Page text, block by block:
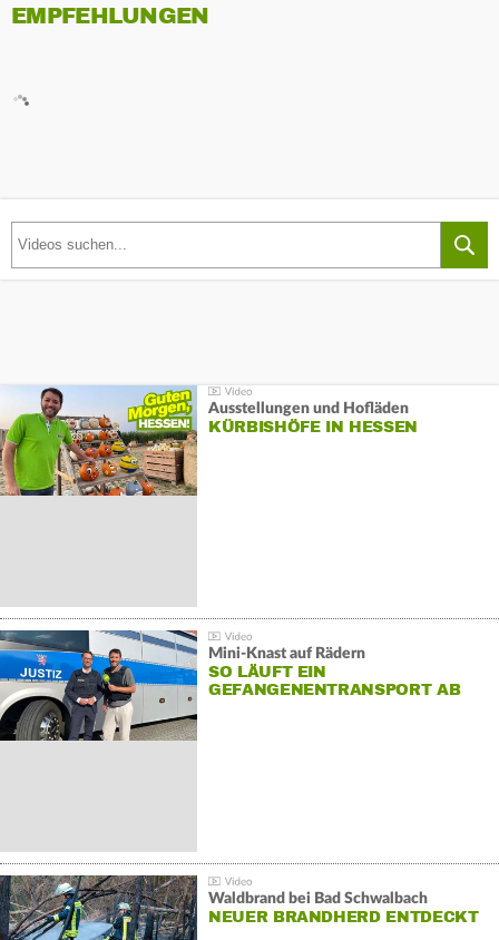
EMPFEHLUNGEN
Ausstellungen und Hofläden
KÜRBISHÖFE IN HESSEN
Mini-Knast auf Rädern
SO LÄUFT EIN
GEFANGENENTRANSPORT AB
Waldbrand bei Bad Schwalbach
NEUER BRANDHERD ENTDECKT